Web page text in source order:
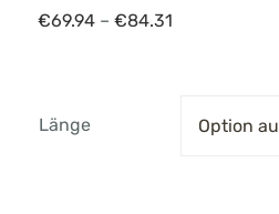
€69.94 – €84.31
€84.31
Länge